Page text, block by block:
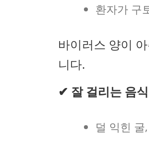
환자가 구
바이러스 양이
니다.
✔ 잘 걸리는 음
덜 익힌